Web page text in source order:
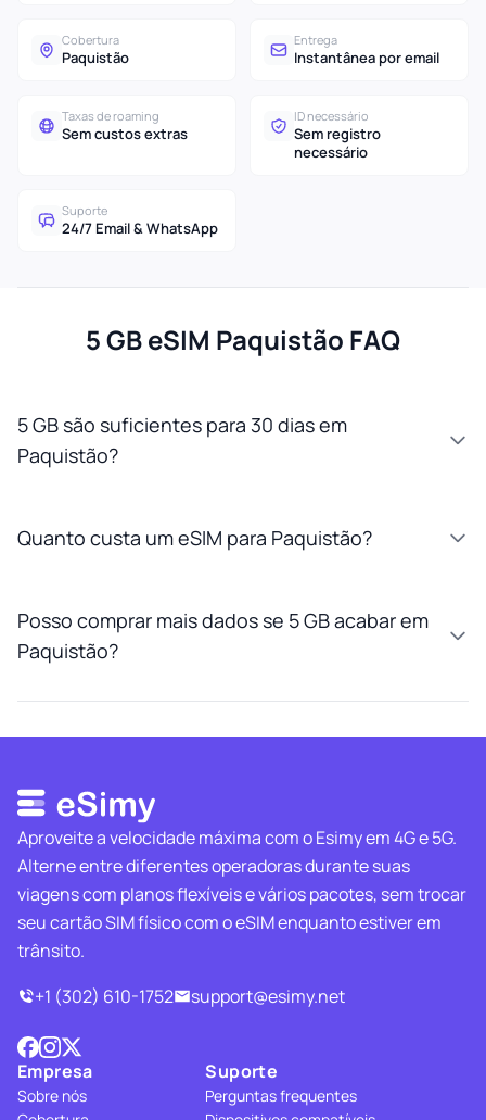
Cobertura
Paquistão
Entrega
Instantânea por email
Taxas de roaming
Sem custos extras
ID necessário
Sem registro
necessário
Suporte
24/7 Email & WhatsApp
5 GB eSIM Paquistão FAQ
5 GB são suficientes para 30 dias em
Paquistão?
Quanto custa um eSIM para Paquistão?
Posso comprar mais dados se 5 GB acabar em
Paquistão?
Aproveite a velocidade máxima com o Esimy em 4G e 5G.
Alterne entre diferentes operadoras durante suas
viagens com planos flexíveis e vários pacotes, sem trocar
seu cartão SIM físico com o eSIM enquanto estiver em
trânsito.
+1 (302) 610-1752
support@esimy.net
Empresa
Sobre nós
Suporte
Perguntas frequentes